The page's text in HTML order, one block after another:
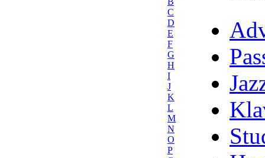
C
D
E
F
G
H
I
J
K
L
M
N
O
P